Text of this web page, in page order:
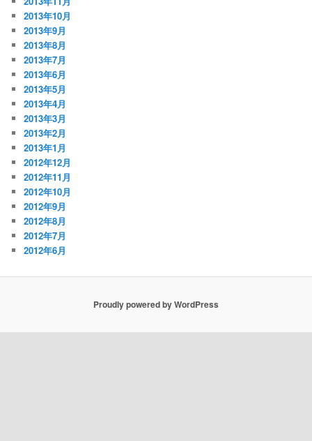
2013年10月
2013年9月
2013年8月
2013年7月
2013年6月
2013年5月
2013年4月
2013年3月
2013年2月
2013年1月
2012年12月
2012年11月
2012年10月
2012年9月
2012年8月
2012年7月
2012年6月
Proudly powered by WordPress